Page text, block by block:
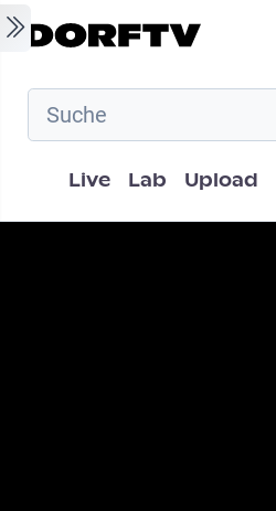
Skip to main content
Hauptnavigation
Live Lab Upload